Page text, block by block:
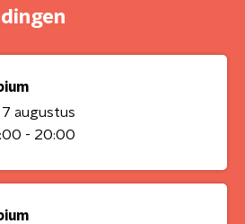
augustus
- 20:00